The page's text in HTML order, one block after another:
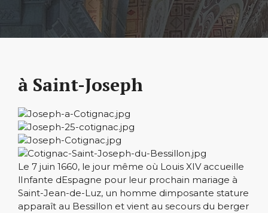
à Saint-Joseph
Le 7 juin 1660, le jour même où Louis XIV accueille
lInfante dEspagne pour leur prochain mariage à
Saint-Jean-de-Luz, un homme dimposante stature
apparaît au Bessillon et vient au secours du berger